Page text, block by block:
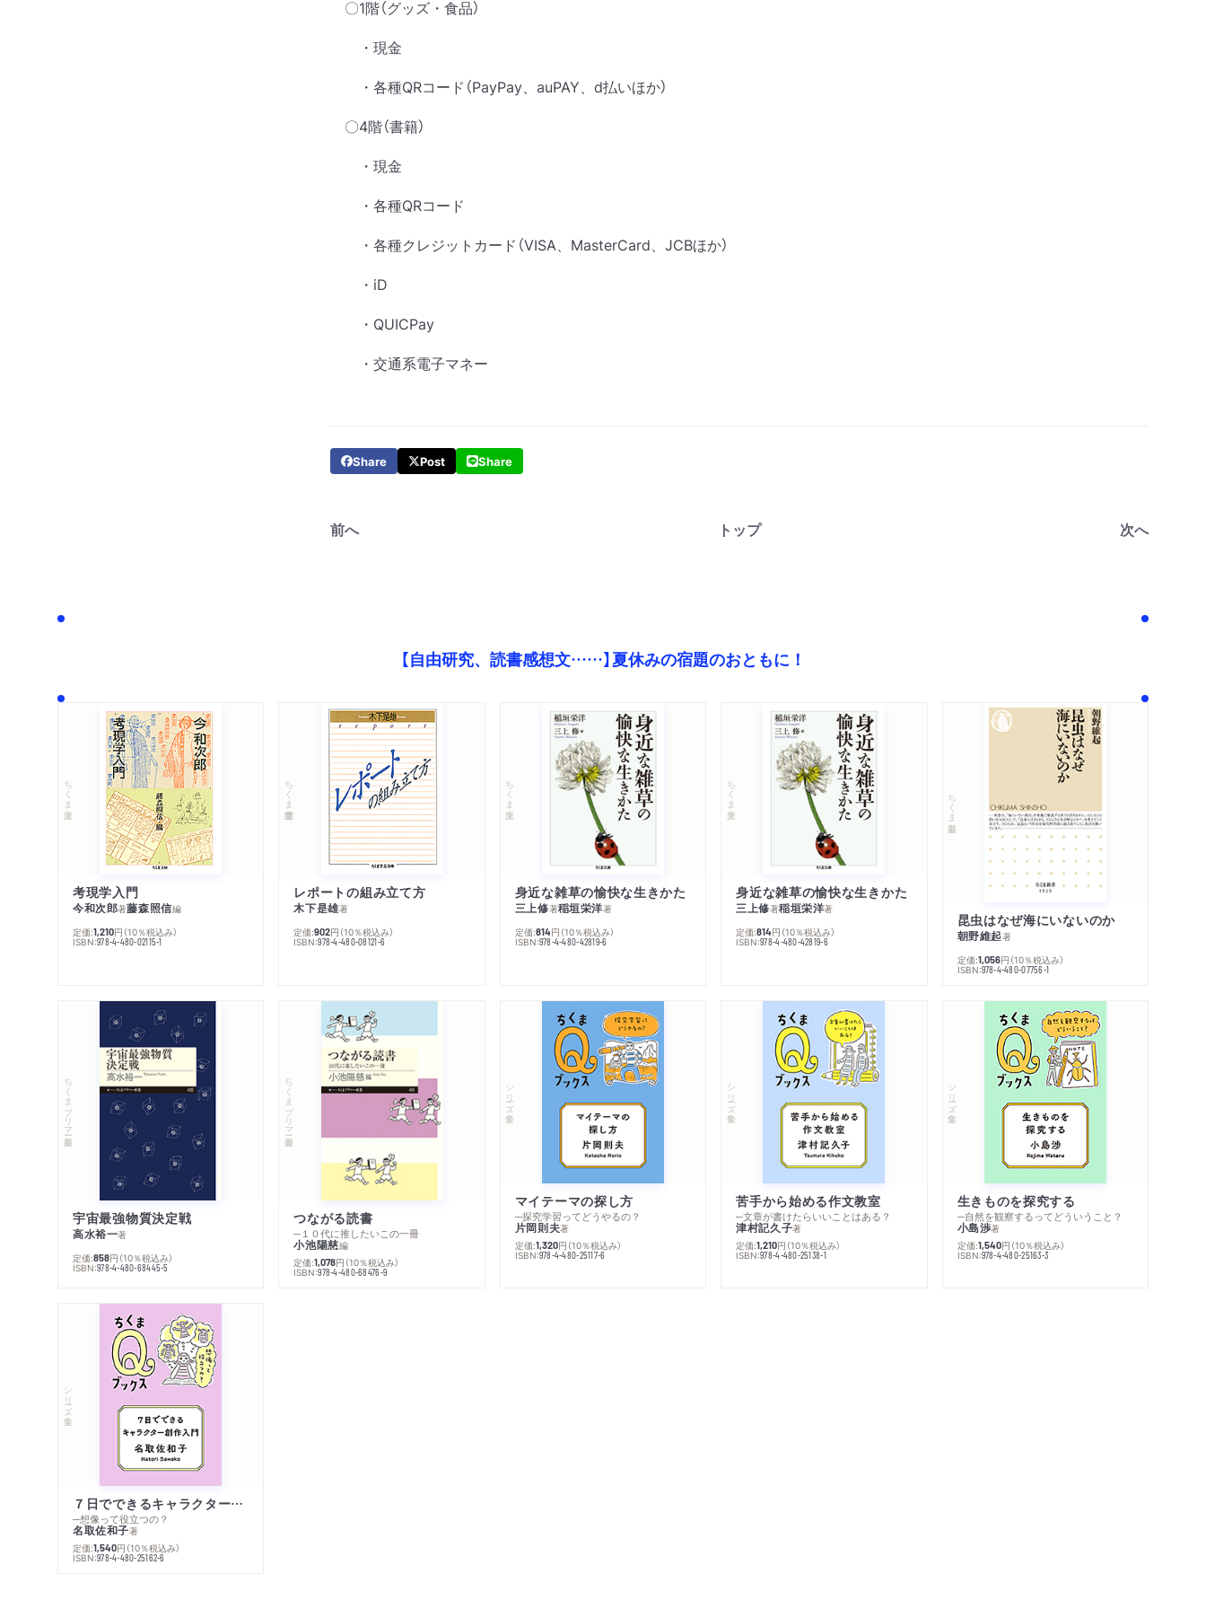
〇1階（グッズ・食品）
・現金
・各種QRコード（PayPay、auPAY、d払いほか）
〇4階（書籍）
・現金
・各種QRコード
・各種クレジットカード（VISA、MasterCard、JCBほか）
・iD
・QUICPay
・交通系電子マネー
Share Post Share
前へ トップ 次へ
【自由研究、読書感想文……】夏休みの宿題のおともに！
ちくま文庫
考現学入門
今和次郎著藤森照信編
定価:1,210円 （10％税込み）
ISBN:978-4-480-02115-1
ちくま学芸文庫
レポートの組み立て方
木下是雄著
定価:902円 （10％税込み）
ISBN:978-4-480-08121-6
ちくま文庫
身近な雑草の愉快な生きかた
三上修著稲垣栄洋著
定価:814円 （10％税込み）
ISBN:978-4-480-42819-6
ちくま文庫
身近な雑草の愉快な生きかた
三上修著稲垣栄洋著
定価:814円 （10％税込み）
ISBN:978-4-480-42819-6
ちくま新書
昆虫はなぜ海にいないのか
朝野維起著
定価:1,056円 （10％税込み）
ISBN:978-4-480-07756-1
ちくまプリマー新書
宇宙最強物質決定戦
高水裕一著
定価:858円 （10％税込み）
ISBN:978-4-480-68445-5
ちくまプリマー新書
つながる読書
─１０代に推したいこの一冊
小池陽慈編
定価:1,078円 （10％税込み）
ISBN:978-4-480-68476-9
シリーズ・全集
マイテーマの探し方
─探究学習ってどうやるの？
片岡則夫著
定価:1,320円 （10％税込み）
ISBN:978-4-480-25117-6
シリーズ・全集
苦手から始める作文教室
─文章が書けたらいいことはある？
津村記久子著
定価:1,210円 （10％税込み）
ISBN:978-4-480-25138-1
シリーズ・全集
生きものを探究する
─自然を観察するってどういうこと？
小島渉著
定価:1,540円 （10％税込み）
ISBN:978-4-480-25163-3
シリーズ・全集
７日でできるキャラクター創作入門
─想像って役立つの？
名取佐和子著
定価:1,540円 （10％税込み）
ISBN:978-4-480-25162-6